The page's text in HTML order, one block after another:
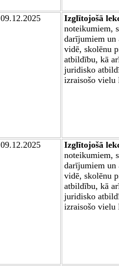
09.12.2025
Izglītojošā
noteikumiem,
darījumiem un
vidē, skolēnu
atbildību, kā
juridisko
izraisošo vielu
09.12.2025
Izglītojošā
noteikumiem,
darījumiem un
vidē, skolēnu
atbildību, kā
juridisko
izraisošo vielu